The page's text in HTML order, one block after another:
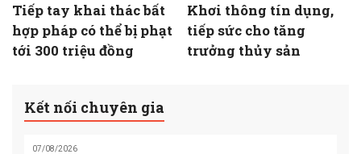
Tiếp tay khai thác bất
hợp pháp có thể bị phạt
tới 300 triệu đồng
Khơi thông tín dụng,
tiếp sức cho tăng
trưởng thủy sản
Kết nối chuyên gia
07/08/2026